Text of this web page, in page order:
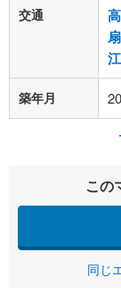
交通
築年月
この
同じ